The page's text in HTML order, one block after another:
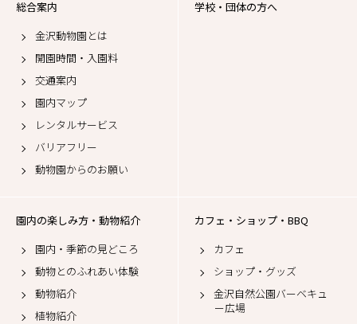
総合案内
金沢動物園とは
開園時間・入園料
交通案内
園内マップ
レンタルサービス
バリアフリー
動物園からのお願い
学校・団体の方へ
園内の楽しみ方・動物紹介
園内・季節の見どころ
動物とのふれあい体験
動物紹介
植物紹介
カフェ・ショップ・BBQ
カフェ
ショップ・グッズ
金沢自然公園バーベキュ
ー広場